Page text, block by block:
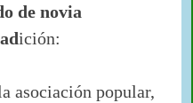
de novia
ición:
asociación popular,